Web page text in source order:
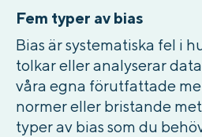
Fem typer av bias
Bias är systematiska fel i
tolkar eller analyserar
våra egna förutfattade
normer eller bristande
typer av bias som du